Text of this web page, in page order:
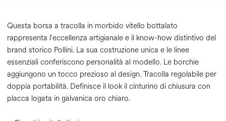
Questa borsa a tracolla in morbido vitello bottalato
rappresenta l'eccellenza artigianale e il know-how distintivo del
brand storico Pollini. La sua costruzione unica e le linee
essenziali conferiscono personalità al modello. Le borchie
aggiungono un tocco prezioso al design. Tracolla regolabile per
doppia portabilità. Definisce il look il cinturino di chiusura con
placca logata in galvanica oro chiaro.